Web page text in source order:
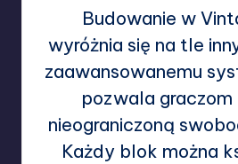
Budowanie w
wyróżnia się na tle
zaawansowanemu
pozwala graczom
nieograniczoną
Każdy blok można